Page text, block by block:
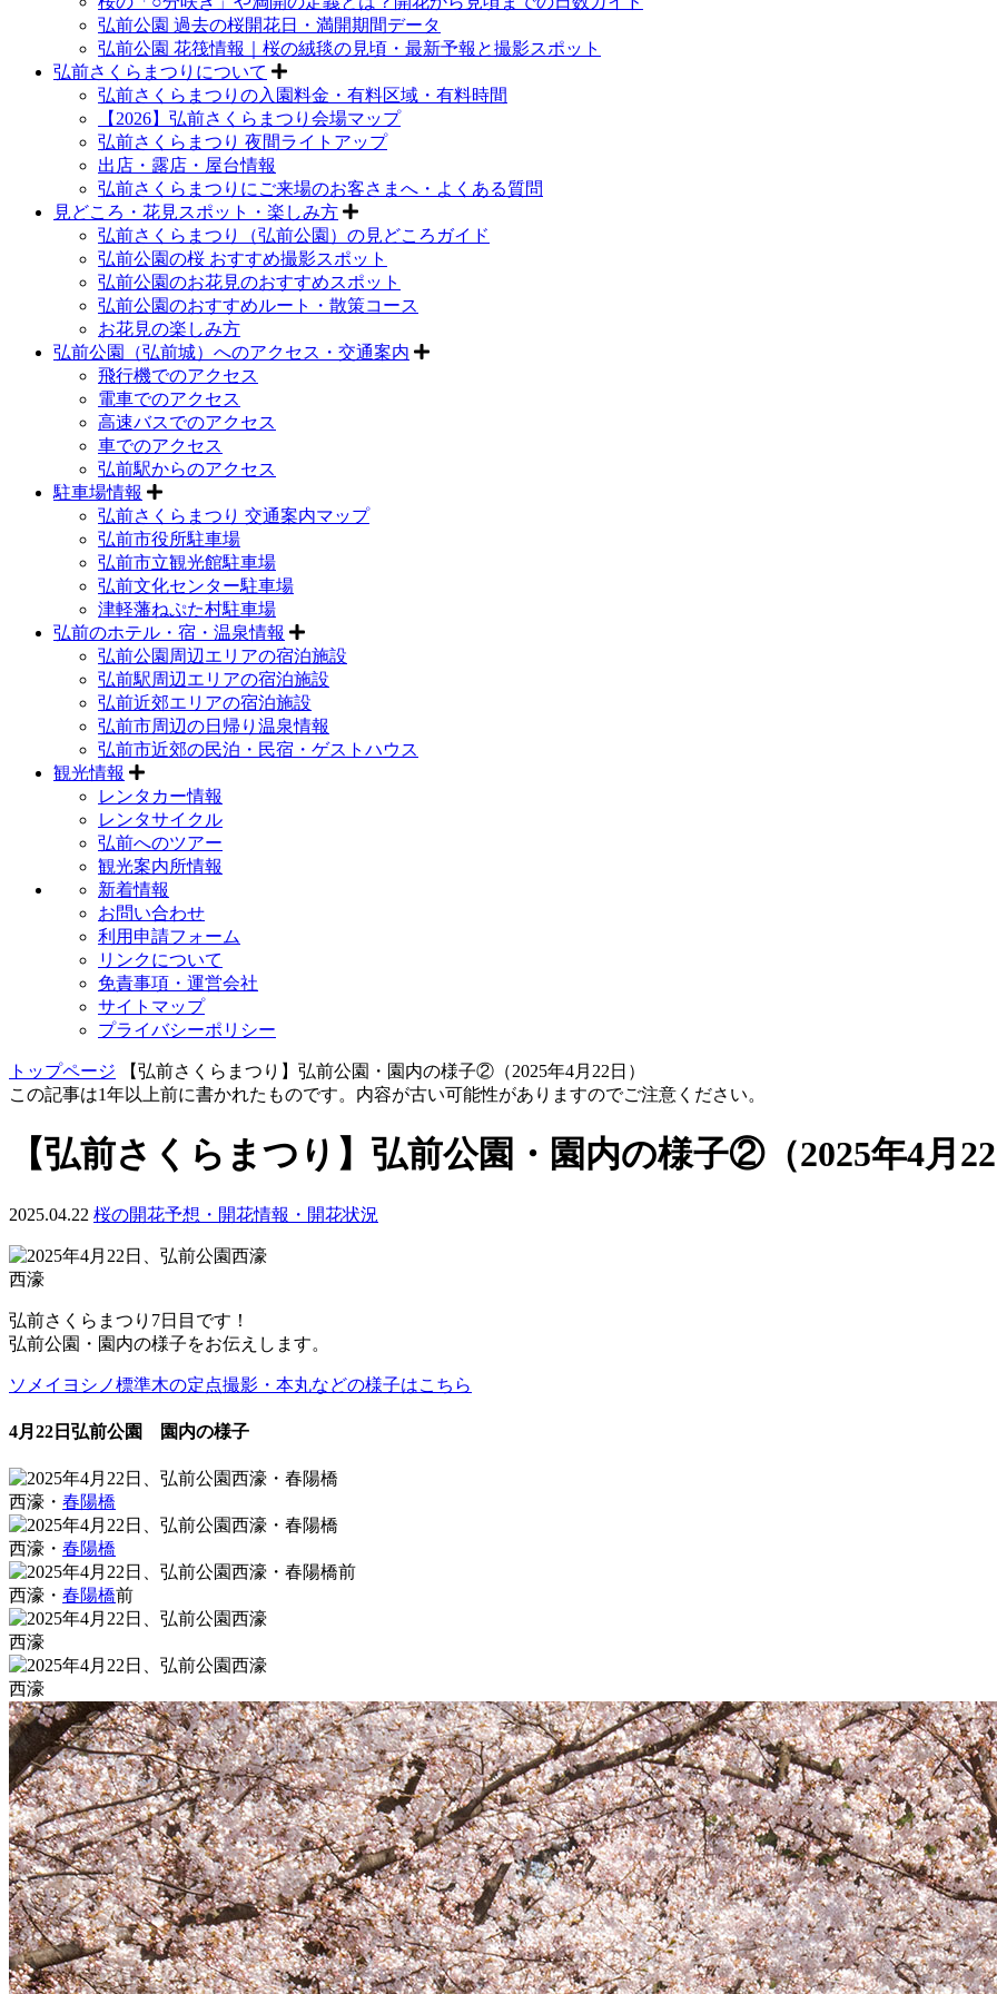
弘前公園 過去の桜開花日・満開期間データ
弘前公園 花筏情報｜桜の絨毯の見頃・最新予報と撮影スポット
弘前さくらまつりについて
弘前さくらまつりの入園料金・有料区域・有料時間
【2026】弘前さくらまつり会場マップ
弘前さくらまつり 夜間ライトアップ
出店・露店・屋台情報
弘前さくらまつりにご来場のお客さまへ・よくある質問
見どころ・花見スポット・楽しみ方
弘前さくらまつり（弘前公園）の見どころガイド
弘前公園の桜 おすすめ撮影スポット
弘前公園のお花見のおすすめスポット
弘前公園のおすすめルート・散策コース
お花見の楽しみ方
弘前公園（弘前城）へのアクセス・交通案内
飛行機でのアクセス
電車でのアクセス
高速バスでのアクセス
車でのアクセス
弘前駅からのアクセス
駐車場情報
弘前さくらまつり 交通案内マップ
弘前市役所駐車場
弘前市立観光館駐車場
弘前文化センター駐車場
津軽藩ねぷた村駐車場
弘前のホテル・宿・温泉情報
弘前公園周辺エリアの宿泊施設
弘前駅周辺エリアの宿泊施設
弘前近郊エリアの宿泊施設
弘前市周辺の日帰り温泉情報
弘前市近郊の民泊・民宿・ゲストハウス
観光情報
レンタカー情報
レンタサイクル
弘前へのツアー
観光案内所情報
新着情報
お問い合わせ
利用申請フォーム
リンクについて
免責事項・運営会社
サイトマップ
プライバシーポリシー
トップページ
【弘前さくらまつり】弘前公園・園内の様子②（2025年4月22日）
この記事は1年以上前に書かれたものです。内容が古い可能性がありますのでご注意ください。
【弘前さくらまつり】弘前公園・園内の様子②（2025年4月
2025.04.22 桜の開花予想・開花情報・開花状況
西濠
弘前さくらまつり7日目です！
弘前公園・園内の様子をお伝えします。
ソメイヨシノ標準木の定点撮影・本丸などの様子はこちら
4月22日弘前公園 園内の様子
西濠・ 春陽橋
西濠・ 春陽橋
西濠・ 春陽橋前
西濠
西濠